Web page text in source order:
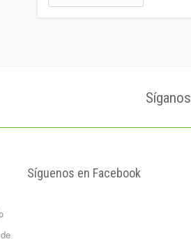
Lata 33cl
0,75 €
kgrs...
1,50 €
FORMATO:
GARRAFA...
Síganos
Síguenos en Facebook